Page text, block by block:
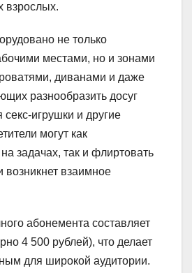
взрослых.
не только
местами, но и зонами
диванами и даже
разнообразить досуг
игрушки и другие
могут как
задачах, так и флиртовать
возникнет взаимное
абонемента составляет
4 500 рублей), что делает
для широкой аудитории.